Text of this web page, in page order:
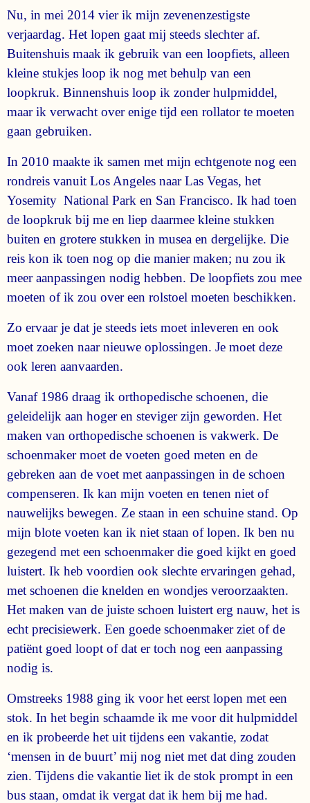
Nu, in mei 2014 vier ik mijn zevenenzestigste
verjaardag. Het lopen gaat mij steeds slechter af.
Buitenshuis maak ik gebruik van een loopfiets, alleen
kleine stukjes loop ik nog met behulp van een
loopkruk. Binnenshuis loop ik zonder hulpmiddel,
maar ik verwacht over enige tijd een rollator te moeten
gaan gebruiken.
In 2010 maakte ik samen met mijn echtgenote nog een
rondreis vanuit Los Angeles naar Las Vegas, het
Yosemity National Park en San Francisco. Ik had toen
de loopkruk bij me en liep daarmee kleine stukken
buiten en grotere stukken in musea en dergelijke. Die
reis kon ik toen nog op die manier maken; nu zou ik
meer aanpassingen nodig hebben. De loopfiets zou mee
moeten of ik zou over een rolstoel moeten beschikken.
Zo ervaar je dat je steeds iets moet inleveren en ook
moet zoeken naar nieuwe oplossingen. Je moet deze
ook leren aanvaarden.
Vanaf 1986 draag ik orthopedische schoenen, die
geleidelijk aan hoger en steviger zijn geworden. Het
maken van orthopedische schoenen is vakwerk. De
schoenmaker moet de voeten goed meten en de
gebreken aan de voet met aanpassingen in de schoen
compenseren. Ik kan mijn voeten en tenen niet of
nauwelijks bewegen. Ze staan in een schuine stand. Op
mijn blote voeten kan ik niet staan of lopen. Ik ben nu
gezegend met een schoenmaker die goed kijkt en goed
luistert. Ik heb voordien ook slechte ervaringen gehad,
met schoenen die knelden en wondjes veroorzaakten.
Het maken van de juiste schoen luistert erg nauw, het is
echt precisiewerk. Een goede schoenmaker ziet of de
patiënt goed loopt of dat er toch nog een aanpassing
nodig is.
Omstreeks 1988 ging ik voor het eerst lopen met een
stok. In het begin schaamde ik me voor dit hulpmiddel
en ik probeerde het uit tijdens een vakantie, zodat
‘mensen in de buurt’ mij nog niet met dat ding zouden
zien. Tijdens die vakantie liet ik de stok prompt in een
bus staan, omdat ik vergat dat ik hem bij me had.